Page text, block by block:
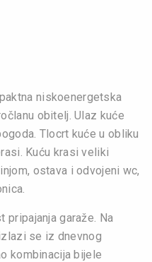
niskoenergetska
obitelj. Ulaz kuće
Tlocrt kuće u obliku
Kuću krasi veliki
ostava i odvojeni wc,
pripajanja garaže. Na
se iz dnevnog
kombinacija bijele